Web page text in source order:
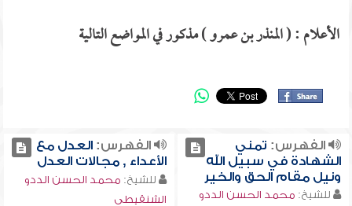
الأعلام : ( المنذر بن عمرو ) مذكور في المواضع التالية
الفهرس: تمني
الشهادة في سبيل الله
ونيل مقام الحق والخير
للشيخ: محمد الحسن الددو
الفهرس:العدل مع
الأعداء , مجالات العدل
للشيخ: محمد الحسن الددو
الشنقيطي